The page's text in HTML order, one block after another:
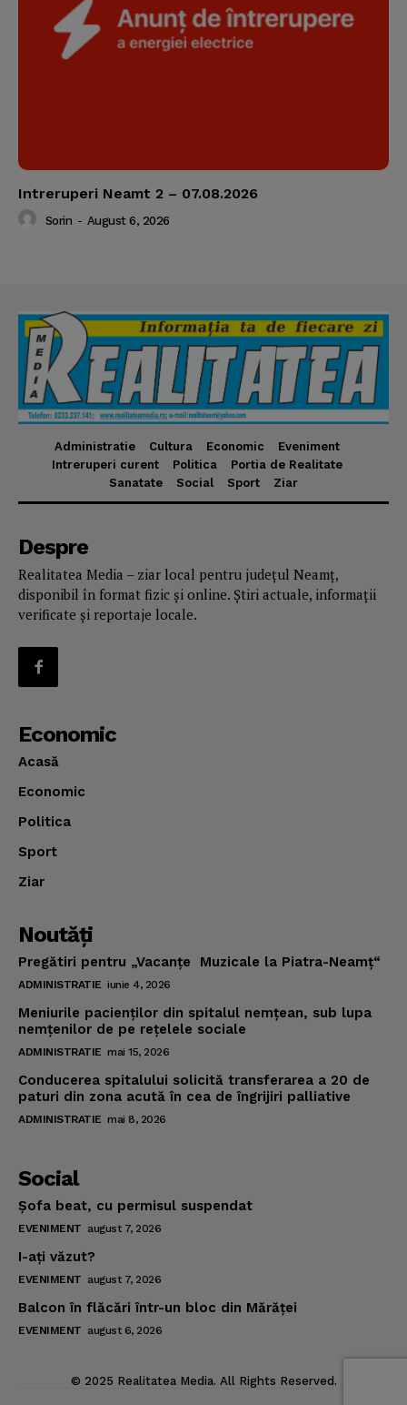
Intreruperi Neamt 2 – 07.08.2026
Sorin - August 6, 2026
Administratie Cultura Economic
Eveniment
Intreruperi curent
Politica
Portia de Realitate
Sanatate
Social Sport Ziar
Despre
Realitatea Media – ziar local pentru județul Neamț,
disponibil în format fizic și online. Știri actuale, informații
verificate și reportaje locale.
Economic
Acasă
Economic
Politica
Sport
Ziar
Noutăţi
Pregătiri pentru „Vacanţe Muzicale la Piatra-Neamţ“
ADMINISTRATIE iunie 4, 2026
Meniurile pacienţilor din spitalul nemţean, sub lupa
nemţenilor de pe reţelele sociale
ADMINISTRATIE mai 15, 2026
Conducerea spitalului solicită transferarea a 20 de
paturi din zona acută în cea de îngrijiri palliative
ADMINISTRATIE mai 8, 2026
Social
Şofa beat, cu permisul suspendat
EVENIMENT august 7, 2026
I-aţi văzut?
EVENIMENT august 7, 2026
Balcon în flăcări într-un bloc din Mărăţei
EVENIMENT august 6, 2026
© 2025 Realitatea Media. All Rights Reserved.